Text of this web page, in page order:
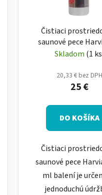
Čistiaci
saunové pece
ml – údržba
Skladom (1
20,33 € bez DPH
25 €
DO KOŠÍKA
Čistiaci
saunové pece
ml balení je
jednoduchú